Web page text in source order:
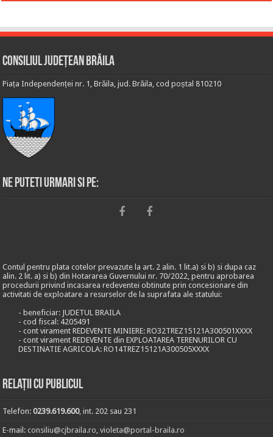
Consiliul Județean Brăila
Piața Independenței nr. 1, Brăila, jud. Brăila, cod poștal 810210
Ne puteti urmari si pe:
Contul pentru plata cotelor prevazute la art. 2 alin. 1 lit.a) si b) si dupa caz
alin. 2 lit. a) si b) din Hotararea Guvernului nr. 70/2022, pentru aprobarea
procedurii privind incasarea redeventei obtinute prin concesionare din
activitati de exploatare a resurselor de la suprafata ale statului:
- beneficiar: JUDETUL BRAILA
- cod fiscal: 4205491
- cont virament REDEVENTE MINIERE: RO32TREZ15121A300501XXXX
- cont virament REDEVENTE din EXPLOATAREA TERENURILOR CU
DESTINATIE AGRICOLA: RO14TREZ15121A300505XXXX
Relații cu publicul
Telefon:0239.619.600, int. 202 sau 231
E-mail:consiliu@cjbraila.ro,violeta@portal-braila.ro